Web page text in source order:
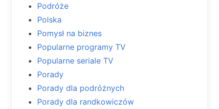
Podróże
Polska
Pomysł na biznes
Popularne programy TV
Popularne seriale TV
Porady
Porady dla podróżnych
Porady dla randkowiczów